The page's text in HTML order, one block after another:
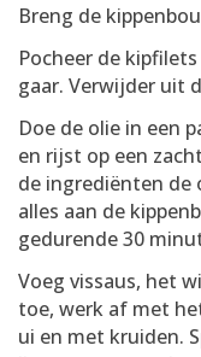
Breng de
Pocheer de
gaar. Verwijder uit
Doe de olie in een
en rijst op een
de ingrediënten de
alles aan de
gedurende 30
Voeg vissaus, het
toe, werk af met
ui en met kruiden.